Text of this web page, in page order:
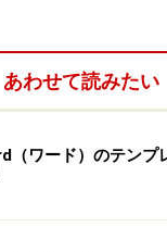
あわせて読みたい
（ワード）のテンプ